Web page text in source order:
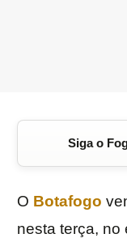
Siga o
O Botafogo
nesta terça, no